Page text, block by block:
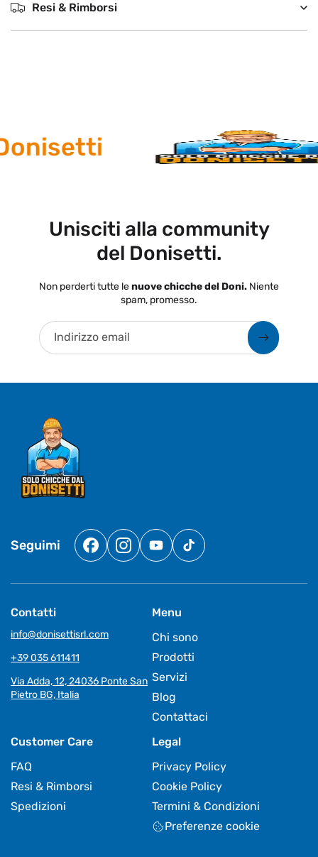
Resi & Rimborsi
Unisciti alla community
del Donisetti.
Non perderti tutte lenuove chicche del Doni. Niente
spam, promesso.
Indirizzo email
Seguimi
FacebookInstagram
YouTubeTikTok
Contatti
info@donisettisrl.com
+39 035 611411
Via Adda, 12, 24036 Ponte San
Pietro BG, Italia
Menu
Chi sono
Prodotti
Servizi
Blog
Contattaci
Customer Care
FAQ
Resi & Rimborsi
Spedizioni
Legal
Privacy Policy
Cookie Policy
Termini & Condizioni
Preferenze cookie